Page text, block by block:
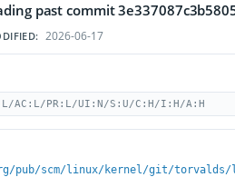
past commit
2026-06-17
AC:L/PR:L/UI:N/S:U/C:H/I:H/A:H
pub/scm/linux/kernel/git/torvalds/